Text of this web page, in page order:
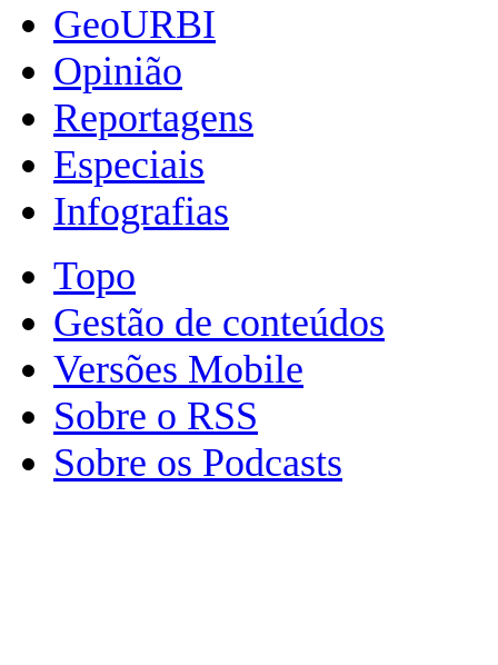
GeoURBI
Opinião
Reportagens
Especiais
Infografias
Topo
Gestão de conteúdos
Versões Mobile
Sobre o RSS
Sobre os Podcasts